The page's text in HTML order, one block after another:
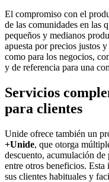
El compromiso con el
de las comunidades en las
pequeños y medianos
apuesta por precios justos
como para los negocios,
y de referencia para una
Servicios
para clientes
Unide ofrece también un
+Unide, que otorga
descuento, acumulación
entre otros beneficios.
sus clientes habituales y